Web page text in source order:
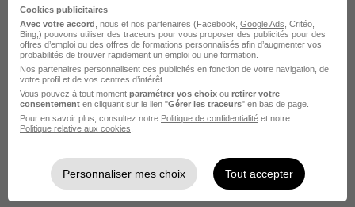
Île-de-France
Alternance
492,22 - 1 823,03 € / mois
Télétravail partiel
Voir l’offre
il y a 3 jours
Cookies publicitaires
Avec votre accord , nous et nos partenaires (Facebook, Google Ads , Critéo,
Bing,) pouvons utiliser des traceurs pour vous proposer des publicités pour des
offres d’emploi ou des offres de formations personnalisés afin d’augmenter vos
probabilités de trouver rapidement un emploi ou une formation.
Nos partenaires personnalisent ces publicités en fonction de votre navigation, de
votre profil et de vos centres d’intérêt.
Vous pouvez à tout moment paramétrer vos choix ou retirer votre
consentement en cliquant sur le lien "Gérer les traceurs" en bas de page.
Pour en savoir plus, consultez notre Politique de confidentialité et notre
Politique relative aux cookies
Personnaliser mes choix Tout accepter